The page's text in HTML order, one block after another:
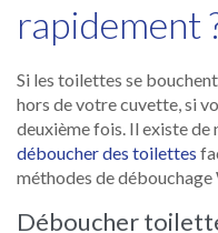
rapidement
Si les toilettes se
hors de votre cuvette, si
deuxième fois. Il existe de
déboucher des toilettes
méthodes de débouchage
Déboucher